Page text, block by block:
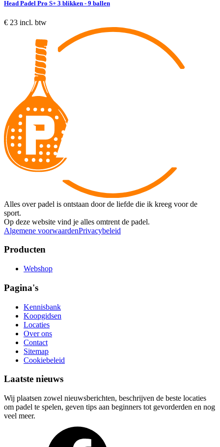
Head Padel Pro S+ 3 blikken - 9 ballen
€ 23 incl. btw
Alles over padel is ontstaan door de liefde die ik kreeg voor de
sport.
Op deze website vind je alles omtrent de padel.
Algemene voorwaardenPrivacybeleid
Producten
Webshop
Pagina's
Kennisbank
Koopgidsen
Locaties
Over ons
Contact
Sitemap
Cookiebeleid
Laatste nieuws
Wij plaatsen zowel nieuwsberichten, beschrijven de beste locaties
om padel te spelen, geven tips aan beginners tot gevorderden en nog
veel meer.